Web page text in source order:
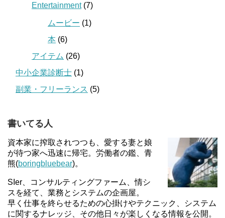
Entertainment(7)
ムービー (1)
本 (6)
アイテム (26)
中小企業診断士 (1)
副業・フリーランス (5)
書いてる人
資本家に搾取されつつも、愛する妻と娘
が待つ家へ迅速に帰宅。労働者の鑑、青
熊(boringbluebear)。
SIer、コンサルティングファーム、情シ
スを経て、業務とシステムの企画屋。
早く仕事を終らせるための心掛けやテクニック、システム
に関するナレッジ、その他日々が楽しくなる情報を公開。